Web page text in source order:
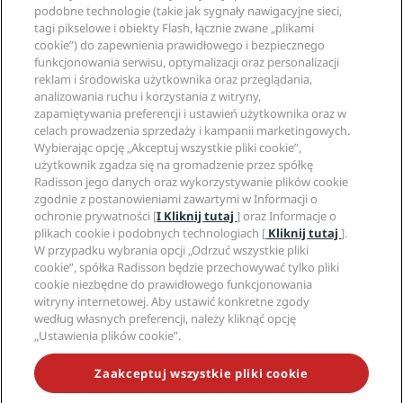
Gwarancja najlepszej ceny online
Blog
Cele podróży
Nowe i zapowiadane hotele
Aplikacja Radisson Hotels
Hotele z certyfikatem Sports Approved
Hotele przyjazne dla rodzin
Zdrowie i bezpieczeństwo
Partnerzy
Agencje turystyczne
Witryna korporacyjna
Radisson Hotel Group
Media
Kariery w RHG
Kariery w PPHE
Kariera EHL
The Club by RHG
Współpraca
Odpowiedzialny biznes
Zaopatrzenie
Informacje prawne
Centrum prywatności
Informacje prawne
Regulamin Radisson Rewards
Umowa dotycząca korzystania z witryny
Dostępność cyfrowa
Oświadczenie dotyczące współczesnego niewolnictwa
Pomoc
Ostrzeżenia dla klientów
Kontakt
Najczęściej zadawane pytania
Mapa witryny
Media społecznościowe
Marki Radisson Hotels
NIE PRZEGAP NAJCIEKAWSZYCH OFERT
podobne technologie (takie jak sygnały nawigacyjne sieci,
tagi pikselowe i obiekty Flash, łącznie zwane „plikami
cookie”) do zapewnienia prawidłowego i bezpiecznego
funkcjonowania serwisu, optymalizacji oraz personalizacji
reklam i środowiska użytkownika oraz przeglądania,
analizowania ruchu i korzystania z witryny,
zapamiętywania preferencji i ustawień użytkownika oraz w
celach prowadzenia sprzedaży i kampanii marketingowych.
Wybierając opcję „Akceptuj wszystkie pliki cookie”,
użytkownik zgadza się na gromadzenie przez spółkę
Radisson jego danych oraz wykorzystywanie plików cookie
zgodnie z postanowieniami zawartymi w Informacji o
ochronie prywatności [I Kliknij tutaj] oraz Informacje o
plikach cookie i podobnych technologiach [ Kliknij tutaj].
W przypadku wybrania opcji „Odrzuć wszystkie pliki
cookie”, spółka Radisson będzie przechowywać tylko pliki
cookie niezbędne do prawidłowego funkcjonowania
witryny internetowej. Aby ustawić konkretne zgody
według własnych preferencji, należy kliknąć opcję
„Ustawienia plików cookie”.
Zaakceptuj wszystkie pliki cookie